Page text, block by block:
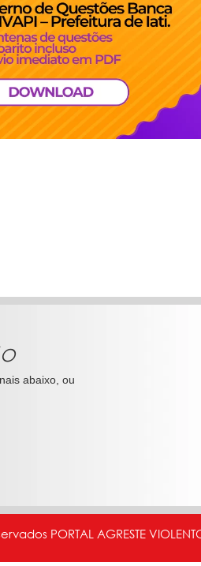
abaixo, ou
PORTAL AGRESTE